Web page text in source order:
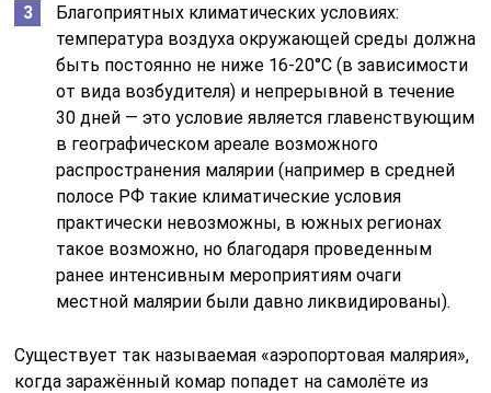
Благоприятных климатических условиях:
температура воздуха окружающей среды должна
быть постоянно не ниже 16-20°С (в зависимости
от вида возбудителя) и непрерывной в течение
30 дней — это условие является главенствующим
в географическом ареале возможного
распространения малярии (например в средней
полосе РФ такие климатические условия
практически невозможны, в южных регионах
такое возможно, но благодаря проведенным
ранее интенсивным мероприятиям очаги
местной малярии были давно ликвидированы).
Существует так называемая «аэропортовая малярия»,
когда заражённый комар попадет на самолёте из